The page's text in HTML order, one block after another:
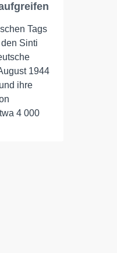
Tags
Sinti
1944
ihre
4 000